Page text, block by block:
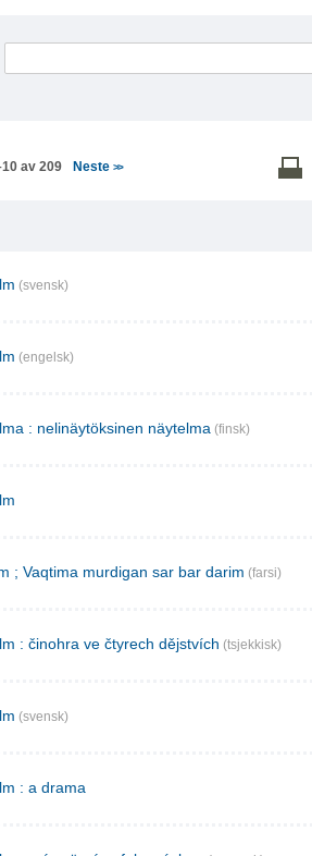
av 209 Neste >>
(svensk)
(engelsk)
: nelinäytöksinen näytelma (finsk)
; Vaqtima murdigan sar bar darim (farsi)
: činohra ve čtyrech dějstvích (tsjekkisk)
(svensk)
: a drama